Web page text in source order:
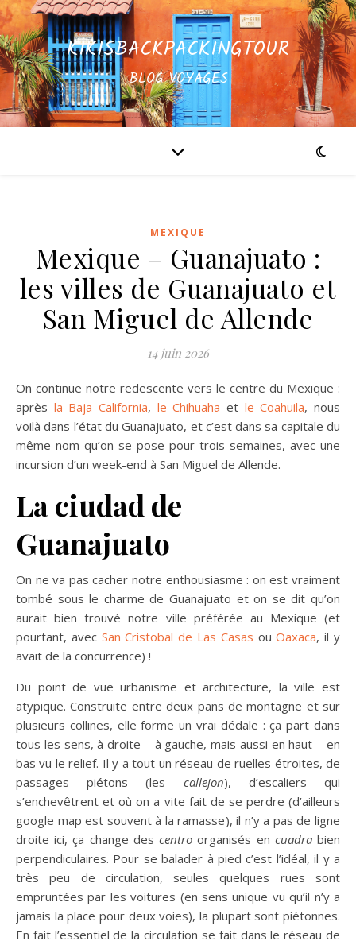
KIKISBACKPACKINGTOUR
BLOG VOYAGES
MEXIQUE
Mexique – Guanajuato :
les villes de Guanajuato et
San Miguel de Allende
14 juin 2026
On continue notre redescente vers le centre du Mexique :
après la Baja California, le Chihuaha et le Coahuila, nous
voilà dans l’état du Guanajuato, et c’est dans sa capitale du
même nom qu’on se pose pour trois semaines, avec une
incursion d’un week-end à San Miguel de Allende.
La ciudad de
Guanajuato
On ne va pas cacher notre enthousiasme : on est vraiment
tombé sous le charme de Guanajuato et on se dit qu’on
aurait bien trouvé notre ville préférée au Mexique (et
pourtant, avec San Cristobal de Las Casas ouOaxaca, il y
avait de la concurrence) !
Du point de vue urbanisme et architecture, la ville est
atypique. Construite entre deux pans de montagne et sur
plusieurs collines, elle forme un vrai dédale : ça part dans
tous les sens, à droite – à gauche, mais aussi en haut – en
bas vu le relief. Il y a tout un réseau de ruelles étroites, de
passages piétons (les callejon), d’escaliers qui
s’enchevêtrent et où on a vite fait de se perdre (d’ailleurs
google map est souvent à la ramasse), il n’y a pas de ligne
droite ici, ça change descentro organisés en cuadrabien
perpendiculaires. Pour se balader à pied c’est l’idéal, il y a
très peu de circulation, seules quelques rues sont
empruntées par les voitures (en sens unique vu qu’il n’y a
jamais la place pour deux voies), la plupart sont piétonnes.
En fait l’essentiel de la circulation se fait dans le réseau de